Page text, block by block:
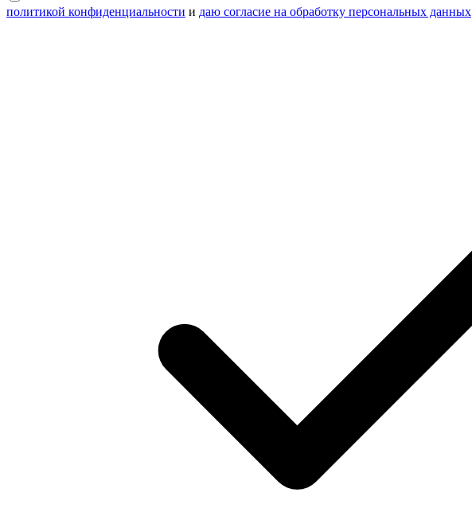
политикой конфиденциальности и даю согласие на обработку персональных данных